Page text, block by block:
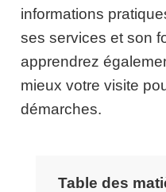
informations
ses services et son
apprendrez
mieux votre visite
démarches.
Table des